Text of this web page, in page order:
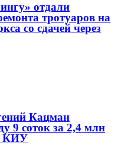
отдали
тротуаров на
со сдачей через
Кацман
9 соток за 2,4 млн
КИУ